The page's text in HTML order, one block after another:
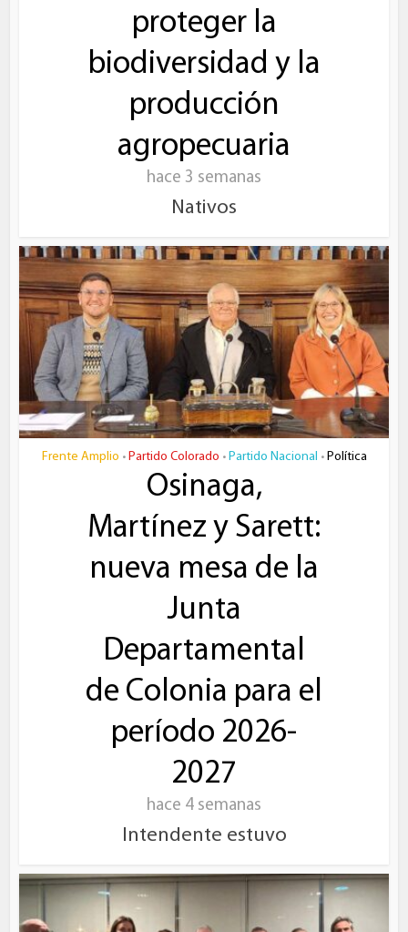
proteger la
biodiversidad y la
producción
agropecuaria
hace 3 semanas
Nativos
Frente Amplio • Partido Colorado • Partido Nacional • Política
Osinaga,
Martínez y Sarett:
nueva mesa de la
Junta
Departamental
de Colonia para el
período 2026-
2027
hace 4 semanas
Intendente estuvo